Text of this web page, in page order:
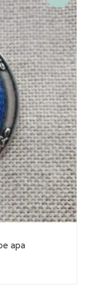
apa